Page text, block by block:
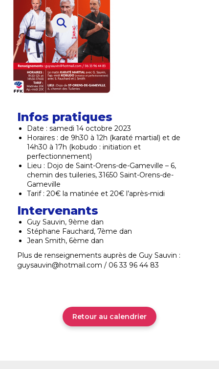
Infos pratiques
Date : samedi 14 octobre 2023
Horaires : de 9h30 à 12h (karaté martial) et de
14h30 à 17h (kobudo : initiation et
perfectionnement)
Lieu : Dojo de Saint-Orens-de-Gameville – 6,
chemin des tuileries,31650 Saint-Orens-de-
Gameville
Tarif : 20€ la matinée et 20€ l’après-midi
Intervenants
Guy Sauvin, 9ème dan
Stéphane Fauchard, 7ème dan
Jean Smith, 6ème dan
Plus de renseignements auprès de Guy Sauvin :
guysauvin@hotmail.com / 06 33 96 44 83
Retour au calendrier